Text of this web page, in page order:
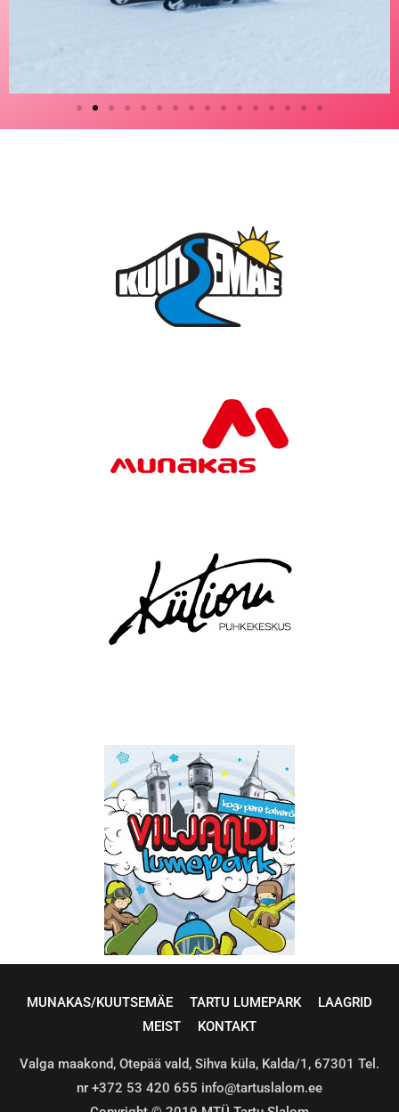
MUNAKAS/KUUTSEMÄE TARTU LUMEPARK
LAAGRID
MEIST
KONTAKT
Valga maakond, Otepää vald, Sihva küla, Kalda/1, 67301 Tel.
nr +372 53 420 655 info@tartuslalom.ee